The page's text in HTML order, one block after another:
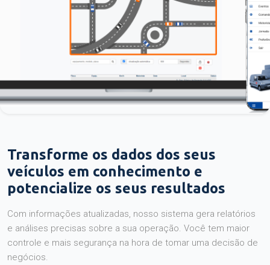
Transforme os dados dos seus
veículos em conhecimento e
potencialize os seus resultados
Com informações atualizadas, nosso sistema gera relatórios
e análises precisas sobre a sua operação. Você tem maior
controle e mais segurança na hora de tomar uma decisão de
negócios.